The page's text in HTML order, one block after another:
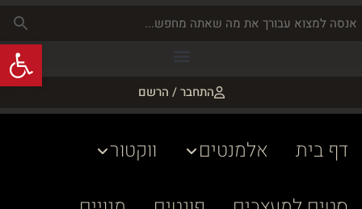
התחבר / הרשם
דף בית אלמנטים
ווקטור